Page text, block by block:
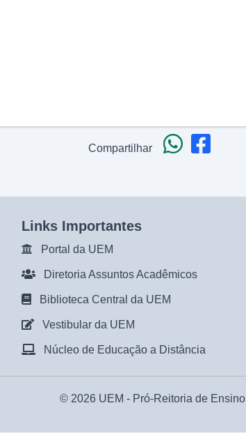
Compartilhar
Links Importantes
Portal da UEM
Diretoria Assuntos Acadêmicos
Biblioteca Central da UEM
Vestibular da UEM
Núcleo de Educação a Distância
© 2026 UEM - Pró-Reitoria de Ensino